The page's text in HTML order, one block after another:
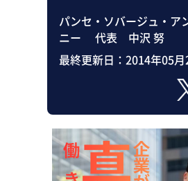
パンセ・ソバージュ・ア
ニー 代表 中沢 努
最終更新日： 2014年05月